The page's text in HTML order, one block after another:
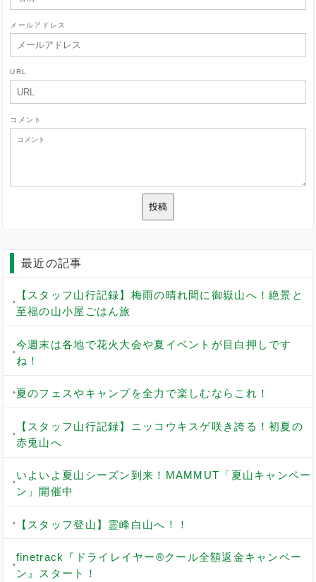
メールアドレス
URL
コメント
最近の記事
【スタッフ山行記録】梅雨の晴れ間に御嶽山へ！絶景と
至福の山小屋ごはん旅
今週末は各地で花火大会や夏イベントが目白押しです
ね！
夏のフェスやキャンプを全力で楽しむならこれ！
【スタッフ山行記録】ニッコウキスゲ咲き誇る！初夏の
赤兎山へ
いよいよ夏山シーズン到来！MAMMUT「夏山キャンペー
ン」開催中
【スタッフ登山】霊峰白山へ！！
finetrack『ドライレイヤー®クール全額返金キャンペー
ン』スタート！